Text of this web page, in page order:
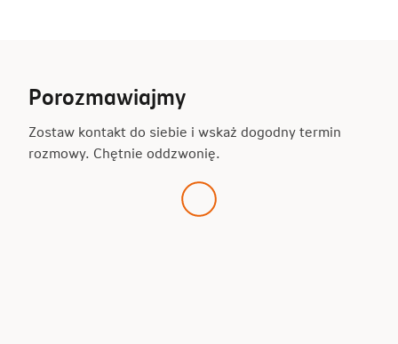
Porozmawiajmy
Zostaw kontakt do siebie i wskaż dogodny termin
rozmowy. Chętnie oddzwonię.